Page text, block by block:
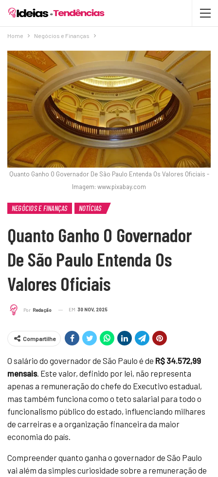
Home Negócios e Finanças
Quanto Ganho O Governador De São Paulo Entenda Os Valores Oficiais -
Imagem: www.pixabay.com
NEGÓCIOS E FINANÇAS NOTÍCIAS
Quanto Ganho O Governador
De São Paulo Entenda Os
Valores Oficiais
Por Redação EM 30 NOV, 2025
Compartilhe
O salário do governador de São Paulo é de R$ 34.572,99
mensais. Este valor, definido por lei, não representa
apenas a remuneração do chefe do Executivo estadual,
mas também funciona como o teto salarial para todo o
funcionalismo público do estado, influenciando milhares
de carreiras e a organização financeira da maior
economia do país.
Compreender quanto ganha o governador de São Paulo
vai além da simples curiosidade sobre a remuneração de